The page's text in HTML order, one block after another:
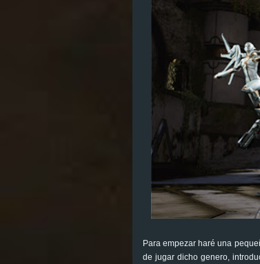
Para empezar haré una
de jugar dicho genero,